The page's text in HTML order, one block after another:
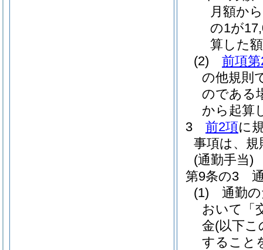
月額か
の1が
算した額
(2)
前項
の他規則
のである
から起算
3
前2項に
事項は、
(通勤手当)
第9条の3
(1)
通勤
おいて「
金(以下こ
すること